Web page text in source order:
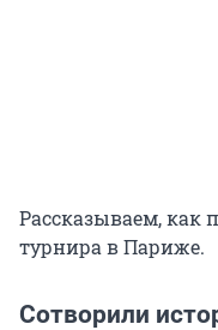
Рассказываем,
турнира в Париже.
Сотворили